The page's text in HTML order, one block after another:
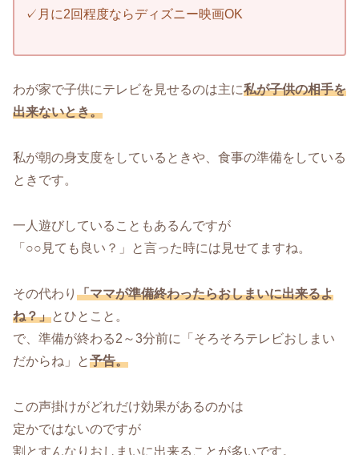
✓月に2回程度ならディズニー映画OK
わが家で子供にテレビを見せるのは主に私が子供の相手を
出来ないとき。
私が朝の身支度をしているときや、食事の準備をしている
ときです。
一人遊びしていることもあるんですが
「○○見ても良い？」と言った時には見せてますね。
その代わり 「ママが準備終わったらおしまいに出来るよ
ね？」とひとこと。
で、準備が終わる2～3分前に「そろそろテレビおしまい
だからね」と予告。
この声掛けがどれだけ効果があるのかは
定かではないのですが
割とすんなりおしまいに出来ることが多いです。